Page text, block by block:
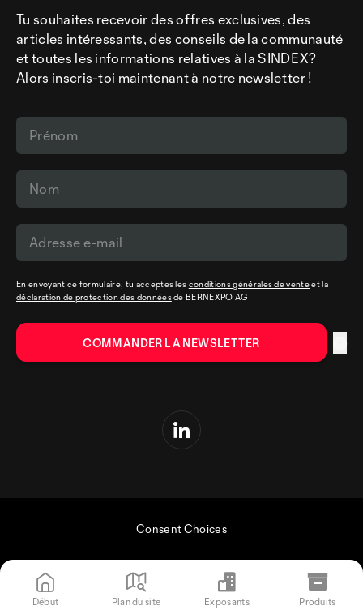
Tu souhaites recevoir des offres exclusives, des
articles intéressants, des conseils de la communauté
et toutes les informations relatives à la SINDEX?
Alors inscris-toi maintenant à notre newsletter !
En envoyant ce formulaire, tu acceptes les conditions générales de venteet la
déclaration de protection des donnéesde BERNEXPO AG
Consent Choices
Début Plan du site Exposants Produits